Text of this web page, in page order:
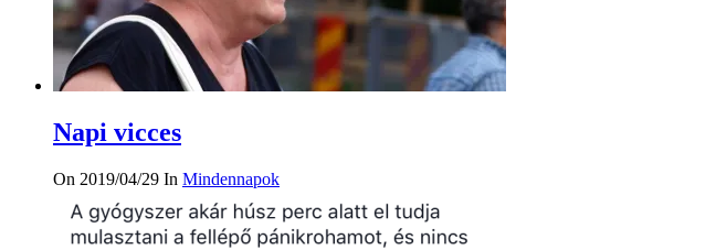
Napi vicces
On 2019/04/29 In Mindennapok